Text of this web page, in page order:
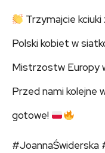
Trzymajcie
Polski kobiet w
Mistrzostw Europy
Przed nami kolejne
gotowe!
#JoannaŚwiderska